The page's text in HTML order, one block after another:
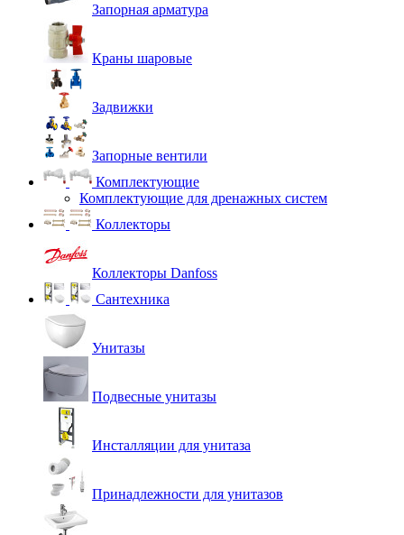
Запорная арматура
Краны шаровые
Задвижки
Запорные вентили
Комплектующие
Комплектующие для дренажных систем
Коллекторы
Коллекторы Danfoss
Сантехника
Унитазы
Подвесные унитазы
Инсталляции для унитаза
Принадлежности для унитазов